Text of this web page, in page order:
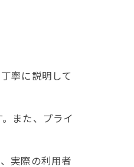
寧に説明して
また、プライ
実際の利用者